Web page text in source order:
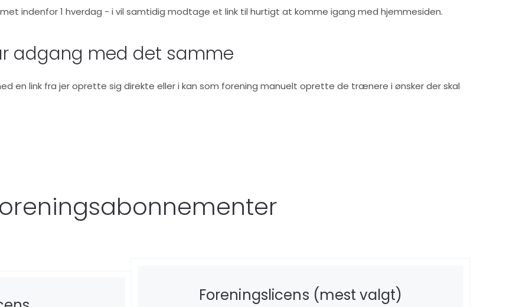
indenfor 1 hverdag - i vil samtidig modtage et link til hurtigt at komme igang med hjemmesiden.
adgang med det samme
en link fra jer oprette sig direkte eller i kan som forening manuelt oprette de trænere i ønsker der skal
Foreningslicens (mest valgt)